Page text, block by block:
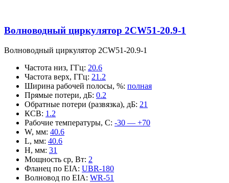
Волноводный циркулятор 2CW51-20.9-1
Волноводный циркулятор 2CW51-20.9-1
Частота низ, ГГц: 20.6
Частота верх, ГГц: 21.2
Ширина рабочей полосы, %: полная
Прямые потери, дБ: 0.2
Обратные потери (развязка), дБ: 21
КСВ: 1.2
Рабочие температуры, С: -30 — +70
W, мм: 40.6
L, мм: 40.6
H, мм: 31
Мощность ср, Вт: 2
Фланец по EIA: UBR-180
Волновод по EIA: WR-51